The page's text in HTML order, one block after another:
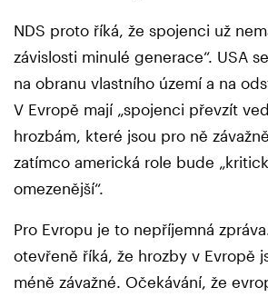
NDS proto říká, že spojenci už
závislosti minulé generace“. USA
na obranu vlastního území a na
V Evropě mají „spojenci převzít
hrozbám, které jsou pro ně
zatímco americká role bude
omezenější“.
Pro Evropu je to nepříjemná
otevřeně říká, že hrozby v Evropě
méně závažné. Očekávání, že